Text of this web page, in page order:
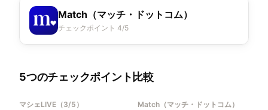
Match（マッチ・ドットコム）
チェックポイント 4/5
5つのチェックポイント比較
マシェLIVE （3/5 ）
Match（マッチ・ドットコム）